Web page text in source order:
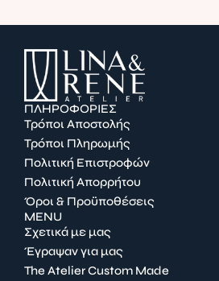
ΠΛΗΡΟΦΟΡΙΕΣ
Τρόποι Αποστολής
Τρόποι Πληρωμής
Πολιτική Επιστροφών
Πολιτική Απορρήτου
Όροι & Προϋποθέσεις
MENU
Σχετικά με μας
Έγραψαν για μας
The Atelier Custom Made